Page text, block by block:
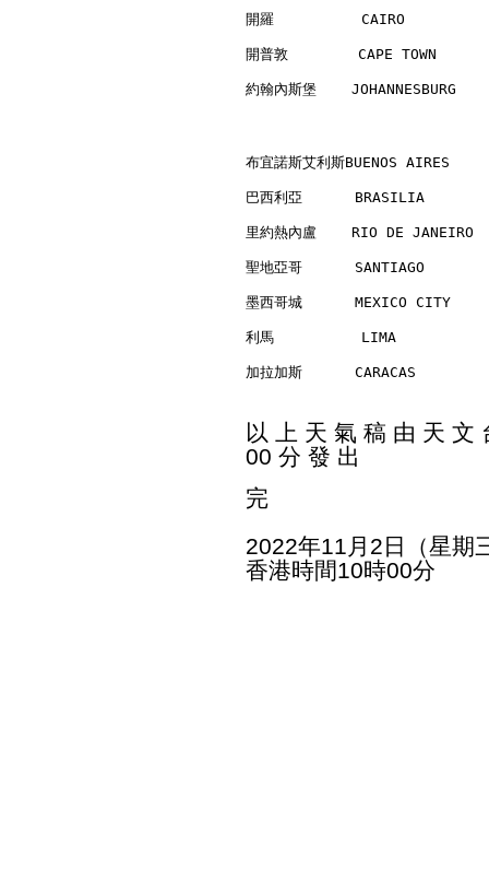
開羅          CAIRO
開普敦        CAPE TOWN
約翰內斯堡
布宜諾斯艾利斯BUENOS
巴西利亞      BRASILIA
里約熱內盧    RIO DE
聖地亞哥      SANTIAGO
墨西哥城      MEXICO
利馬          LIMA
加拉加斯      CARACAS
以 上 天 氣 稿 由 天 文
00 分 發 出
完
2022年11月2日（星期
香港時間10時00分